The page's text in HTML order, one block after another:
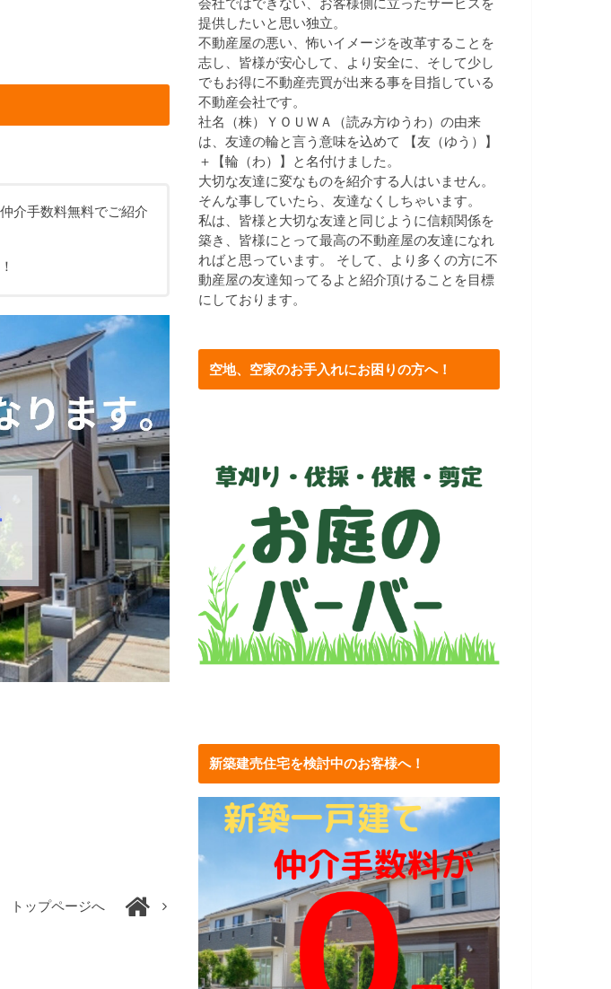
介手数料無料でご紹介
トップページへ
会社ではできない、お客様側に立ったサービスを
提供したいと思い独立。
不動産屋の悪い、怖いイメージを改革することを
志し、皆様が安心して、より安全に、そして少し
でもお得に不動産売買が出来る事を目指している
不動産会社です。
社名（株）ＹＯＵＷＡ（読み方ゆうわ）の由来
は、友達の輪と言う意味を込めて 【友（ゆう）】
＋【輪（わ）】と名付けました。
大切な友達に変なものを紹介する人はいません。
そんな事していたら、友達なくしちゃいます。
私は、皆様と大切な友達と同じように信頼関係を
築き、皆様にとって最高の不動産屋の友達になれ
ればと思っています。 そして、より多くの方に不
動産屋の友達知ってるよと紹介頂けることを目標
にしております。
空地、空家のお手入れにお困りの方へ！
新築建売住宅を検討中のお客様へ！